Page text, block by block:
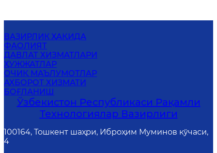
ВАЗИРЛИК ҲАҚИДА
ФАОЛИЯТ
ДАВЛАТ ХИЗМАТЛАРИ
ҲУЖЖАТЛАР
ОЧИҚ МАЪЛУМОТЛАР
АХБОРОТ ХИЗМАТИ
БОҒЛАНИШ
Ўзбекистон Республикаси Рақамли
Технологиялар Вазирлиги
100164, Тошкент шаҳри, Иброҳим Муминов кўчаси,
4